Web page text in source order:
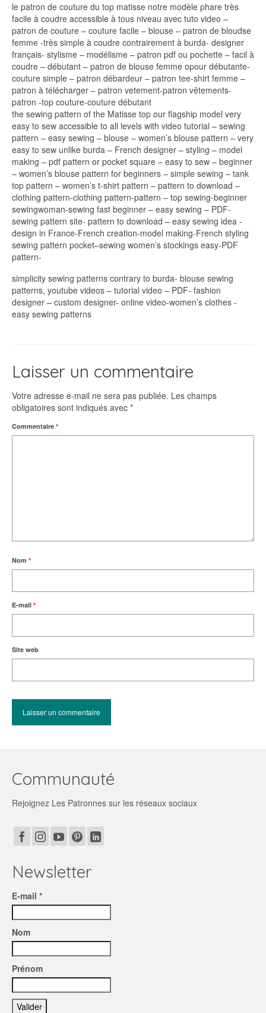
le patron de couture du top matisse notre modèle phare très
facile à coudre accessible à tous niveau avec tuto video –
patron de couture – couture facile – blouse – patron de bloudse
femme -très simple à coudre contrairement à burda- designer
français- stylisme – modélisme – patron pdf ou pochette – facil à
coudre – débutant – patron de blouse femme opour débutante-
couture simple – patron débardeur – patron tee-shirt femme –
patron à télécharger – patron vetement-patron vêtements-
patron -top couture-couture débutant
the sewing pattern of the Matisse top our flagship model very
easy to sew accessible to all levels with video tutorial – sewing
pattern – easy sewing – blouse – women’s blouse pattern – very
easy to sew unlike burda – French designer – styling – model
making – pdf pattern or pocket square – easy to sew – beginner
– women’s blouse pattern for beginners – simple sewing – tank
top pattern – women’s t-shirt pattern – pattern to download –
clothing pattern-clothing pattern-pattern – top sewing-beginner
sewingwoman-sewing fast beginner – easy sewing – PDF-
sewing pattern site- pattern to download – easy sewing idea -
design in France-French creation-model making-French styling
sewing pattern pocket–sewing women’s stockings easy-PDF
pattern-
simplicity sewing patterns contrary to burda- blouse sewing
patterns, youtube videos – tutorial video – PDF- fashion
designer – custom designer- online video-women’s clothes -
easy sewing patterns
Laisser un commentaire
Votre adresse e-mail ne sera pas publiée. Les champs
obligatoires sont indiqués avec *
Commentaire *
Nom *
E-mail *
Site web
Communauté
Rejoignez Les Patronnes sur les réseaux sociaux
Newsletter
E-mail *
Nom
Prénom